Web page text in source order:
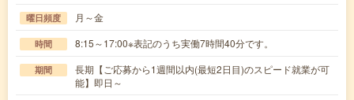
曜日頻度 月～金
時間 8:15～17:00※表記のうち実働7時間40分です。
期間
長期【ご応募から1週間以内(最短2日目)のスピード就業が可
能】即日～